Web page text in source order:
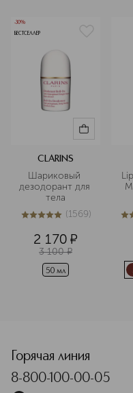
-30%
БЕСТСЕЛЛЕР
CLARINS
Шариковый
дезодорант для
тела
5из 51569 (1569)
2 170 ¤
3 100 ¤
50 мл
5
Горячая линия
8-800-100-00-05